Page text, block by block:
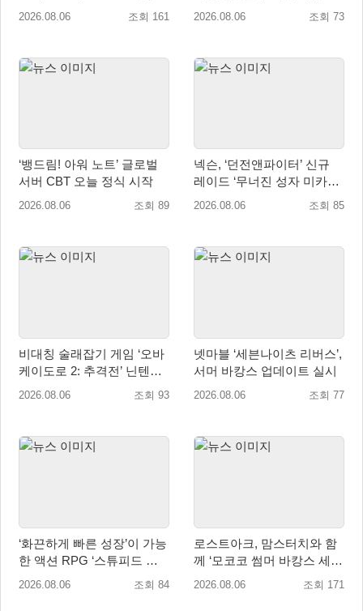
로모션 진행!
2026.08.06 조회 161
업 육성 위한 업무협약 체결
2026.08.06 조회 73
‘뱅드림! 아워 노트’ 글로벌
서버 CBT 오늘 정식 시작
2026.08.06 조회 89
넥슨, ‘던전앤파이터’ 신규
레이드 ‘무너진 성자 미카엘
라’ 업데이트!
2026.08.06 조회 85
비대칭 술래잡기 게임 ‘오바
케이도로 2: 추격전’ 닌텐도
eShop 출시
2026.08.06 조회 93
넷마블 ‘세븐나이츠 리버스’,
서머 바캉스 업데이트 실시
2026.08.06 조회 77
‘화끈하게 빠른 성장’이 가능
한 액션 RPG ‘스튜피드 네
버 다이즈’ 패키지판 예약판
2026.08.06 조회 84
로스트아크, 맘스터치와 함
께 ‘모코코 썸머 바캉스 세
트’ 출시
2026.08.06 조회 171